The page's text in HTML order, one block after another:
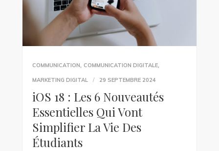
COMMUNICATION, COMMUNICATION DIGITALE,
MARKETING DIGITAL 29 SEPTEMBRE 2024
iOS 18 : Les 6 Nouveautés
Essentielles Qui Vont
Simplifier La Vie Des
Étudiants